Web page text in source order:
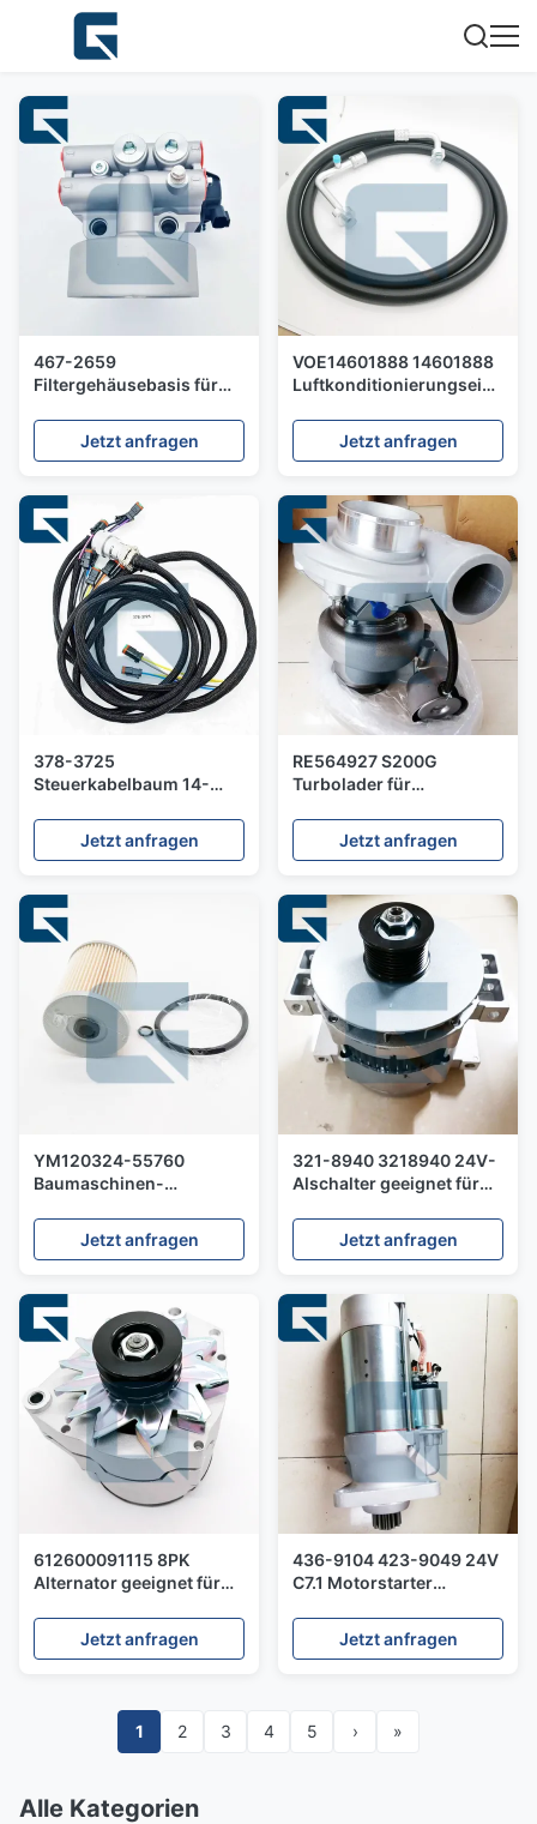
467-2659
Filtergehäusebasis für
Jetzt anfragen
VOE14601888 14601888
Luftkonditionierungseinheit
Bagger EC210B
Jetzt anfragen
378-3725
Steuerkabelbaum 14-
Stecker - Hergestellt in
China
Jetzt anfragen
RE564927 S200G
Turbolader für
Jetzt anfragen
YM120324-55760
Baumaschinen-
Wasserabscheiderfilter
für PC95R-2 Minibagger
Jetzt anfragen
321-8940 3218940 24V-
Alschalter geeignet für
Jetzt anfragen
612600091115 8PK
Alternator geeignet für
Jetzt anfragen
436-9104 423-9049 24V
C7.1 Motorstarter
Bagger E329E
Jetzt anfragen
1 2 3 4 5 › »
Alle Kategorien